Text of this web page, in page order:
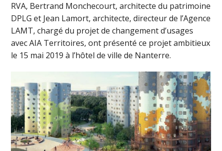
RVA, Bertrand Monchecourt, architecte du patrimoine
DPLG et Jean Lamort, architecte, directeur de l’Agence
LAMT, chargé du projet de changement d’usages
avec AIA Territoires, ont présenté ce projet ambitieux
le 15 mai 2019 à l’hôtel de ville de Nanterre.